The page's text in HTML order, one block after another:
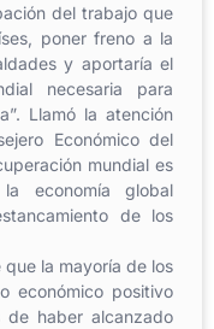
del trabajo que
poner freno a la
y aportaría el
necesaria para
Llamó la atención
Económico del
mundial es
economía global
de los
la mayoría de los
económico positivo
de haber alcanzado